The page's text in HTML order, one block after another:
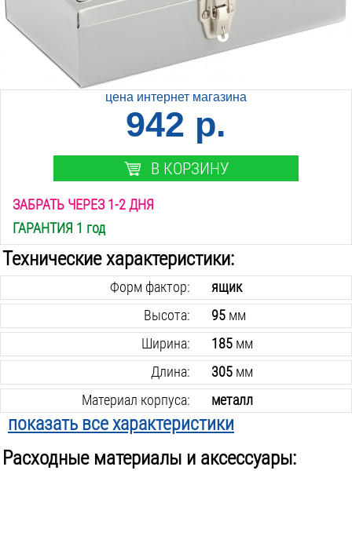
цена интернет магазина
942 р.
В КОРЗИНУ
ЗАБРАТЬ ЧЕРЕЗ 1-2 ДНЯ
ГАРАНТИЯ 1 год
Технические характеристики:
Форм фактор:
ящик
Высота:
95мм
Ширина:
185мм
Длина:
305мм
Материал корпуса:
металл
Материал замка:
металл
Вес инструмента:
1.2кг
показать все характеристики
Расходные материалы и аксессуары: